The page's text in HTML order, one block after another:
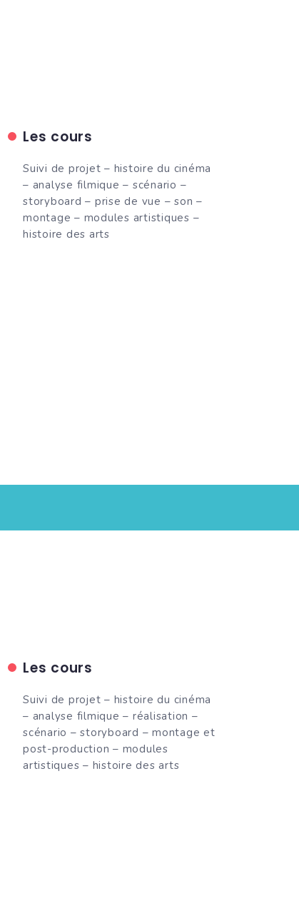
Les cours
Suivi de projet – histoire du cinéma
– analyse filmique – scénario –
storyboard – prise de vue – son –
montage – modules artistiques –
histoire des arts
Les cours
Suivi de projet – histoire du cinéma
– analyse filmique – réalisation –
scénario – storyboard – montage et
post-production – modules
artistiques – histoire des arts